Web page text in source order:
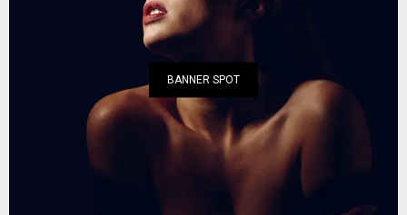
BANNER SPOT